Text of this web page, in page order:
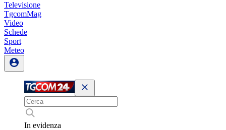
Televisione
TgcomMag
Video
Schede
Sport
Meteo
In evidenza